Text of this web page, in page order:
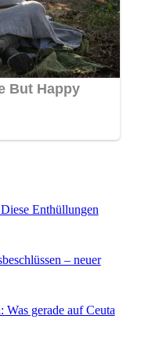
Enthüllungen
– neuer
gerade auf Ceuta